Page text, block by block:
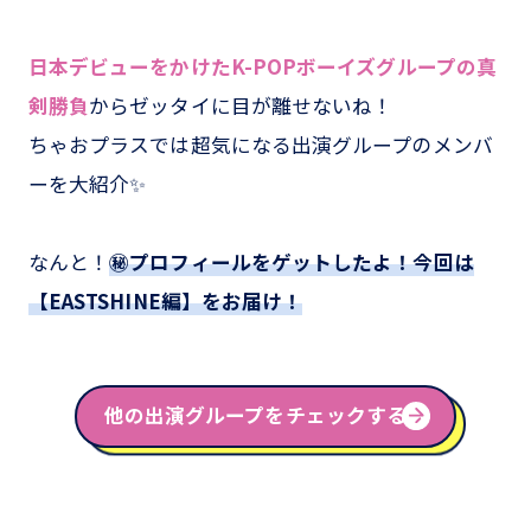
日本デビューをかけたK-POPボーイズグループの真
剣勝負からゼッタイに目が離せないね！
ちゃおプラスでは超気になる出演グループのメンバ
ーを大紹介✨
なんと！㊙プロフィールをゲットしたよ！今回は
【EASTSHINE編】をお届け！
他の出演グループをチェックする！